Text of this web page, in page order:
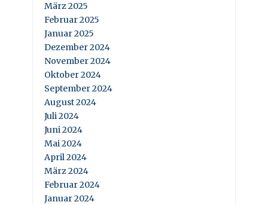
März 2025
Februar 2025
Januar 2025
Dezember 2024
November 2024
Oktober 2024
September 2024
August 2024
Juli 2024
Juni 2024
Mai 2024
April 2024
März 2024
Februar 2024
Januar 2024